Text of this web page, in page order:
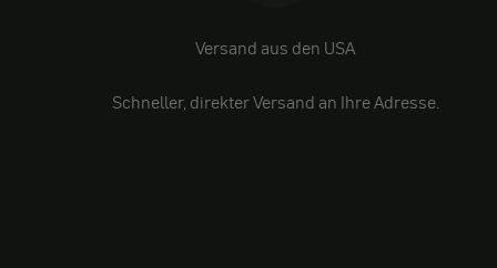
Versand aus den USA
Schneller, direkter Versand an Ihre Adresse.